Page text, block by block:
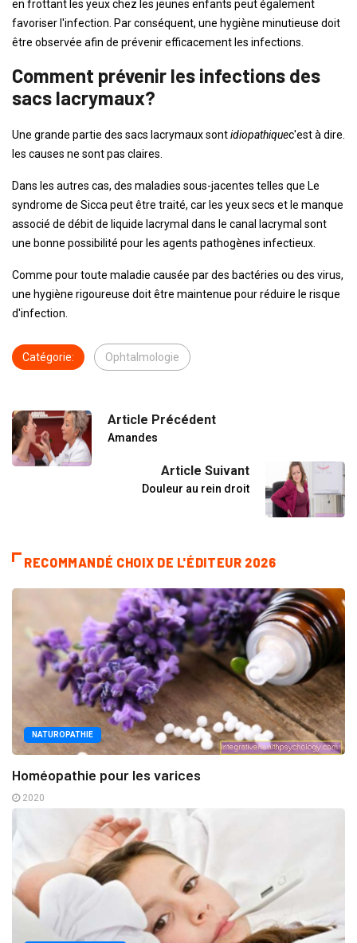
en frottant les yeux chez les jeunes enfants peut également
favoriser l'infection. Par conséquent, une hygiène minutieuse doit
être observée afin de prévenir efficacement les infections.
Comment prévenir les infections des
sacs lacrymaux?
Une grande partie des sacs lacrymaux sontidiopathiquec'est à dire.
les causes ne sont pas claires.
Dans les autres cas, des maladies sous-jacentes telles que Le
syndrome de Sicca peut être traité, car les yeux secs et le manque
associé de débit de liquide lacrymal dans le canal lacrymal sont
une bonne possibilité pour les agents pathogènes infectieux.
Comme pour toute maladie causée par des bactéries ou des virus,
une hygiène rigoureuse doit être maintenue pour réduire le risque
d'infection.
Catégorie: Ophtalmologie
Article Précédent
Amandes
Article Suivant
Douleur au rein droit
RECOMMANDÉ CHOIX DE L'ÉDITEUR 2026
NATUROPATHIE
Homéopathie pour les varices
2020